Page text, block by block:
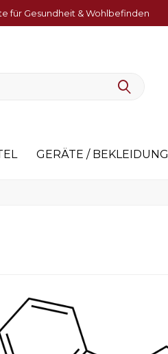
für Gesundheit & Wohlbefinden
GERÄTE / BEKLEIDUNG